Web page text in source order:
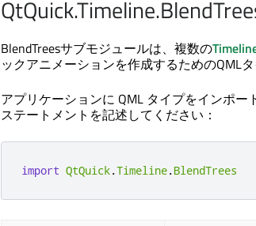
BlendTreesサブモジュールは、複数の
ックアニメーションを作成するためのQMLタ
アプリケーションに QML タイプをインポ
ステートメントを記述してください：
import QtQuick.Timeline.BlendTrees